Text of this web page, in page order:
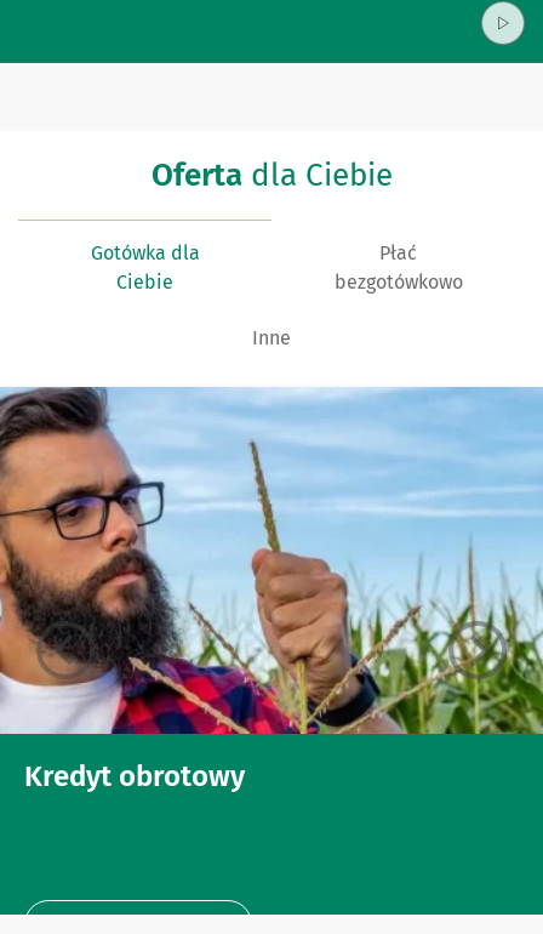
Ofertadla Ciebie
Gotówka dla
Ciebie
Płać
bezgotówkowo
Inne
Kredyt obrotowy